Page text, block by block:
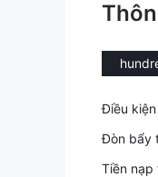
Điều
Đòn bẩy
Tiền nạp